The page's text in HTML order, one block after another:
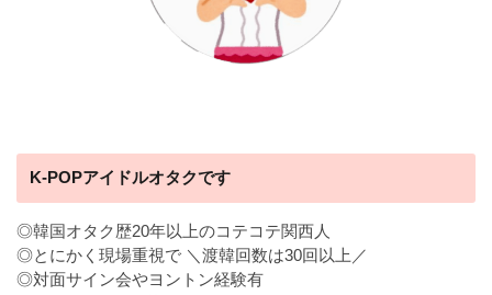
K-POPアイドルオタクです
◎韓国オタク歴20年以上のコテコテ関西人
◎とにかく現場重視で ＼渡韓回数は30回以上／
◎対面サイン会やヨントン経験有